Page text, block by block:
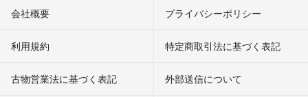
会社概要 プライバシーポリシー
利用規約 特定商取引法に基づく表記
古物営業法に基づく表記 外部送信について